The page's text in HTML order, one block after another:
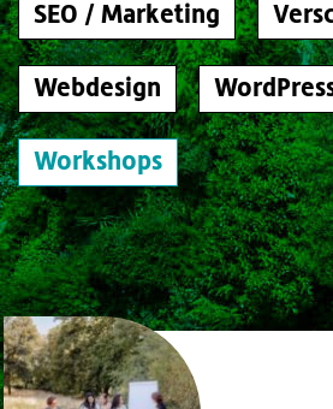
SEO / Marketing
Webdesign
Workshops